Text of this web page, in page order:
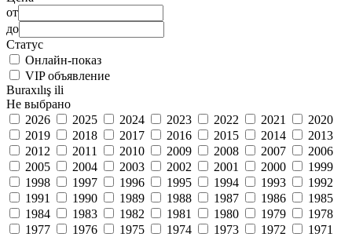
от
до
Статус
Онлайн-показ
VIP объявление
Buraxılış ili
Не выбрано
2026
2025 2024 2023 2022 2021
2020
2019
2018 2017 2016 2015 2014
2013
2012
2011 2010 2009 2008 2007
2006
2005
2004 2003 2002 2001 2000
1999
1998
1997 1996 1995 1994 1993
1992
1991
1990 1989 1988 1987 1986
1985
1984
1983 1982 1981 1980 1979
1978
1977
1976 1975 1974 1973 1972
1971